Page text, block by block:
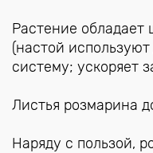
Растение обладает
(настой
систему; ускоряет
Листья розмарина
Наряду с пользой,